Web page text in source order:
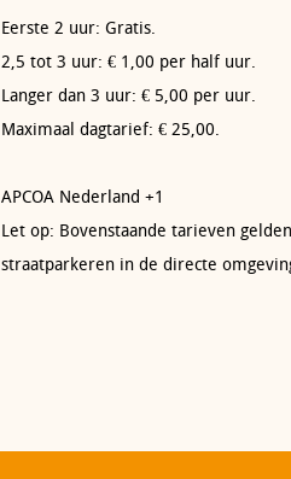
Eerste 2 uur: Gratis.
2,5 tot 3 uur: € 1,00 per half uur.
Langer dan 3 uur: € 5,00 per uur.
Maximaal dagtarief: € 25,00.
APCOA Nederland +1
Let op: Bovenstaande tarieven
straatparkeren in de directe